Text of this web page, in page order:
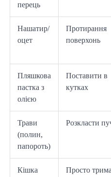
перець
Нашатир/
оцет
Протирання
поверхонь
Пляшкова
пастка з
олією
Поставити в
кутках
Трави
(полин,
папороть)
Розкласти
Кішка
Просто